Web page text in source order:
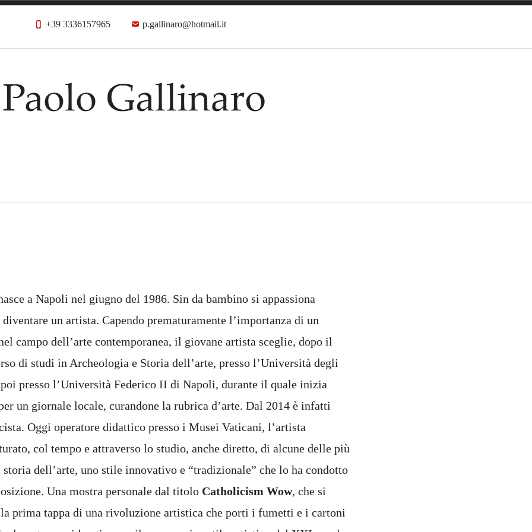
+39 3336157965 p.gallinaro@hotmail.it
a Napoli nel giugno del 1986. Sin da bambino si appassiona
un artista. Capendo prematuramente l’importanza di un
campo dell’arte contemporanea, il giovane artista sceglie, dopo il
di studi in Archeologia e Storia dell’arte, presso l’Università degli
presso l’Università Federico II di Napoli, durante il quale inizia
un giornale locale, curandone la rubrica d’arte. Dal 2014 è infatti
Oggi operatore didattico presso i Musei Vaticani, l’artista
col tempo e attraverso lo studio, anche diretto, di alcune delle più
storia dell’arte, uno stile innovativo e “tradizionale” che lo ha condotto
Una mostra personale dal titolo Catholicism Wow, che si
la prima tappa di una rivoluzione artistica che porti i fumetti e i cartoni